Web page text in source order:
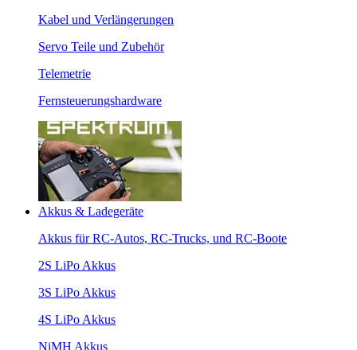
Kabel und Verlängerungen
Servo Teile und Zubehör
Telemetrie
Fernsteuerungshardware
Akkus & Ladegeräte
Akkus für RC-Autos, RC-Trucks, und RC-Boote
2S LiPo Akkus
3S LiPo Akkus
4S LiPo Akkus
NiMH Akkus